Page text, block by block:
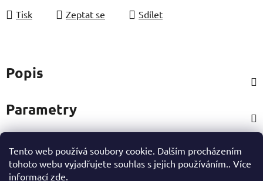
Tento web používá soubory cookie. Dalším procházením
tohoto webu vyjadřujete souhlas s jejich používáním.. Více
informací zde.
Tisk Zeptat se Sdílet
Popis
Parametry
Hodnocení